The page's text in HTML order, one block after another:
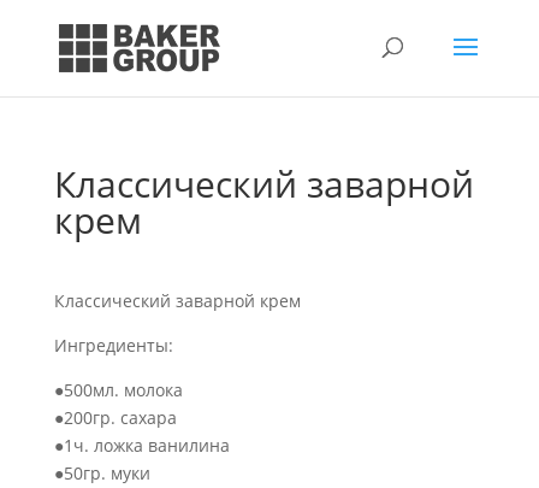
Классический заварной
крем
Классический заварной крем
Ингредиенты:
●500мл. молока
●200гр. сахара
●1ч. ложка ванилина
●50гр. муки